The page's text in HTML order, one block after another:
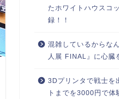
たホワイトハウスコ
録！！
混雑しているからな
人展 FINAL』に心臓
3Dプリンタで戦士を
トまでを3000円で体